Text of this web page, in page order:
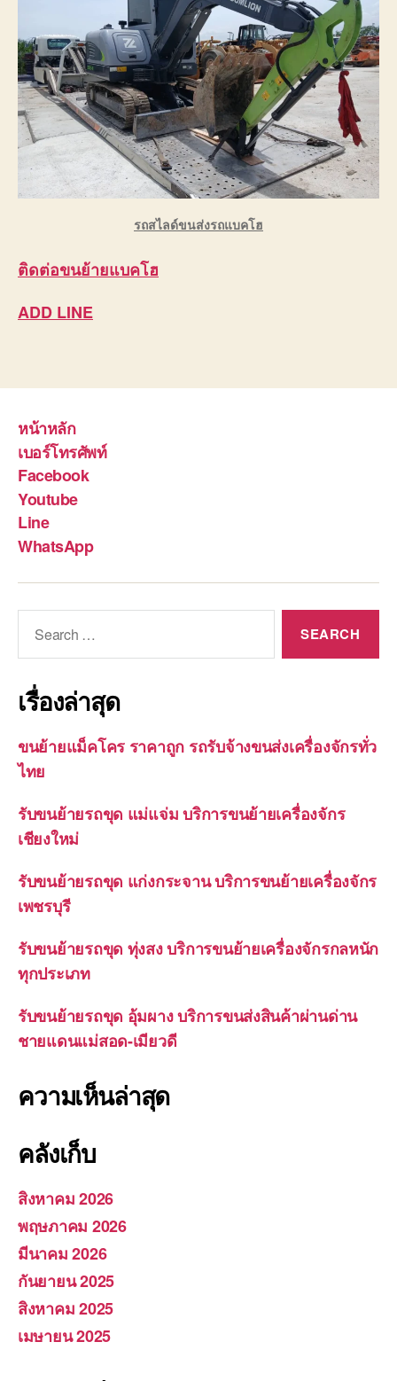
รถสไลด์ขนส่งรถแบคโฮ
ติดต่อขนย้ายแบคโฮ
ADD LINE
หน้าหลัก
เบอร์โทรศัพท์
Facebook
Youtube
Line
WhatsApp
เรื่องล่าสุด
ขนย้ายแม็คโคร ราคาถูก รถรับจ้างขนส่งเครื่องจักรทั่ว
ไทย
รับขนย้ายรถขุด แม่แจ่ม บริการขนย้ายเครื่องจักร
เชียงใหม่
รับขนย้ายรถขุด แก่งกระจาน บริการขนย้ายเครื่องจักร
เพชรบุรี
รับขนย้ายรถขุด ทุ่งสง บริการขนย้ายเครื่องจักรกลหนัก
ทุกประเภท
รับขนย้ายรถขุด อุ้มผาง บริการขนส่งสินค้าผ่านด่าน
ชายแดนแม่สอด-เมียวดี
ความเห็นล่าสุด
คลังเก็บ
สิงหาคม 2026
พฤษภาคม 2026
มีนาคม 2026
กันยายน 2025
สิงหาคม 2025
เมษายน 2025